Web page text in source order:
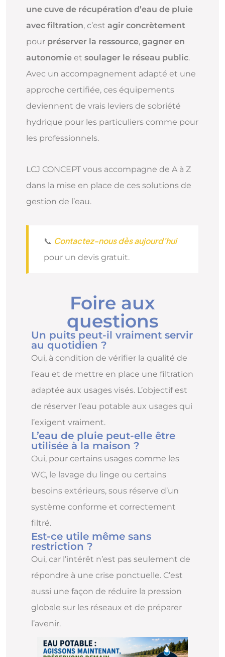
une cuve de récupération d’eau de pluie
avec filtration, c’est agir concrètement
pour préserver la ressource, gagner en
autonomie et soulager le réseau public.
Avec un accompagnement adapté et une
approche certifiée, ces équipements
deviennent de vrais leviers de sobriété
hydrique pour les particuliers comme pour
les professionnels.
LCJ CONCEPT vous accompagne de A à Z
dans la mise en place de ces solutions de
gestion de l’eau.
📞 Contactez-nous dès aujourd’hui
pour un devis gratuit.
Foire aux
questions
Un puits peut-il vraiment servir
au quotidien ?
Oui, à condition de vérifier la qualité de
l’eau et de mettre en place une filtration
adaptée aux usages visés. L’objectif est
de réserver l’eau potable aux usages qui
l’exigent vraiment.
L’eau de pluie peut-elle être
utilisée à la maison ?
Oui, pour certains usages comme les
WC, le lavage du linge ou certains
besoins extérieurs, sous réserve d’un
système conforme et correctement
filtré.
Est-ce utile même sans
restriction ?
Oui, car l’intérêt n’est pas seulement de
répondre à une crise ponctuelle. C’est
aussi une façon de réduire la pression
globale sur les réseaux et de préparer
l’avenir.